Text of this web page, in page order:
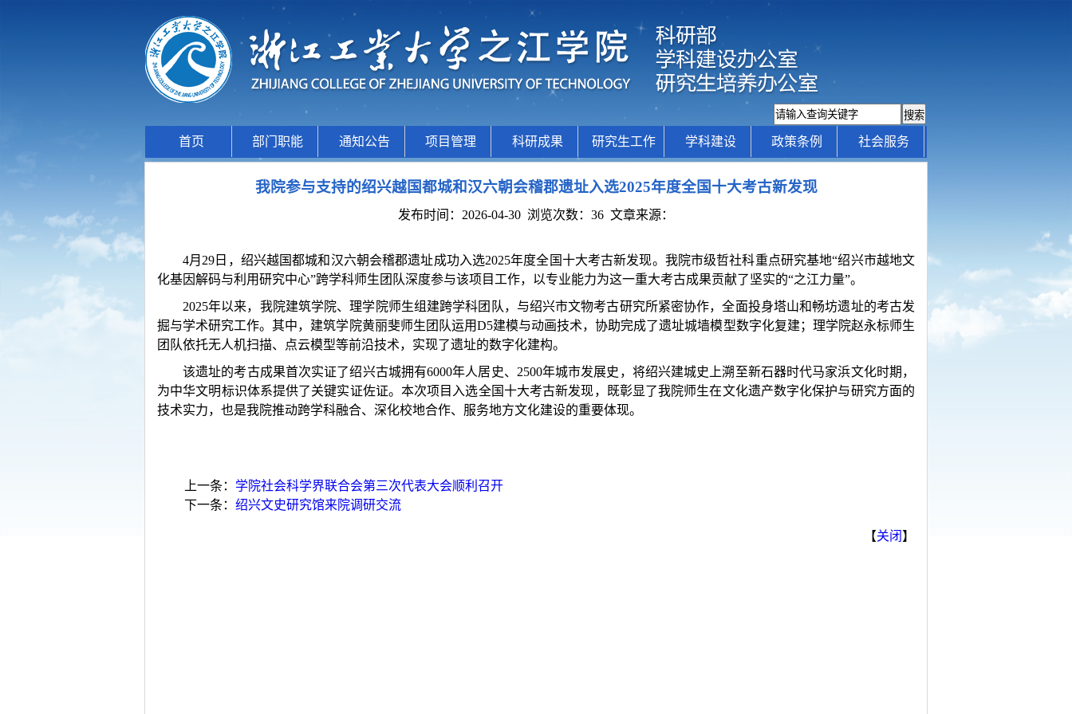
首页 部门职能 通知公告 项目管理 科研成果 研究生工作 学科建设 政策条例 社会服务
我院参与支持的绍兴越国都城和汉六朝会稽郡遗址入选2025年度全国十大考古新发现
发布时间：2026-04-30 浏览次数： 36 文章来源：
4月29日，绍兴越国都城和汉六朝会稽郡遗址成功入选2025年度全国十大考古新发现。我院市级哲社科重点研究基地“绍兴市越地文
化基因解码与利用研究中心”跨学科师生团队深度参与该项目工作，以专业能力为这一重大考古成果贡献了坚实的“之江力量”。
2025年以来，我院建筑学院、理学院师生组建跨学科团队，与绍兴市文物考古研究所紧密协作，全面投身塔山和畅坊遗址的考古发
掘与学术研究工作。其中，建筑学院黄丽斐师生团队运用D5建模与动画技术，协助完成了遗址城墙模型数字化复建；理学院赵永标师生
团队依托无人机扫描、点云模型等前沿技术，实现了遗址的数字化建构。
该遗址的考古成果首次实证了绍兴古城拥有6000年人居史、2500年城市发展史，将绍兴建城史上溯至新石器时代马家浜文化时期，
为中华文明标识体系提供了关键实证佐证。本次项目入选全国十大考古新发现，既彰显了我院师生在文化遗产数字化保护与研究方面的
技术实力，也是我院推动跨学科融合、深化校地合作、服务地方文化建设的重要体现。
上一条： 学院社会科学界联合会第三次代表大会顺利召开
下一条： 绍兴文史研究馆来院调研交流
【关闭 】